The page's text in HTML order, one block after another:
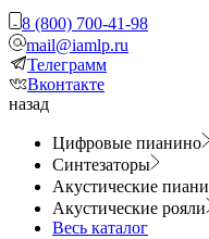
8 (800) 700-41-98
mail@iamlp.ru
Телеграмм
Вконтакте
назад
Цифровые пианино
Синтезаторы
Акустические
Акустические рояли
Весь каталог